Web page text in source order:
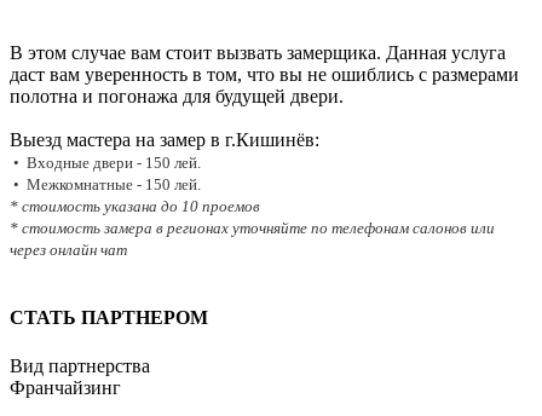
В этом случае вам стоит вызвать замерщика. Данная услуга
даст вам уверенность в том, что вы не ошиблись с размерами
полотна и погонажа для будущей двери.
Выезд мастера на замер в г.Кишинёв:
• Входные двери - 150 лей.
• Межкомнатные - 150 лей.
* стоимость указана до 10 проемов
* стоимость замера в регионах уточняйте по телефонам салонов или
через онлайн чат
СТАТЬ ПАРТНЕРОМ
Вид партнерства
Франчайзинг